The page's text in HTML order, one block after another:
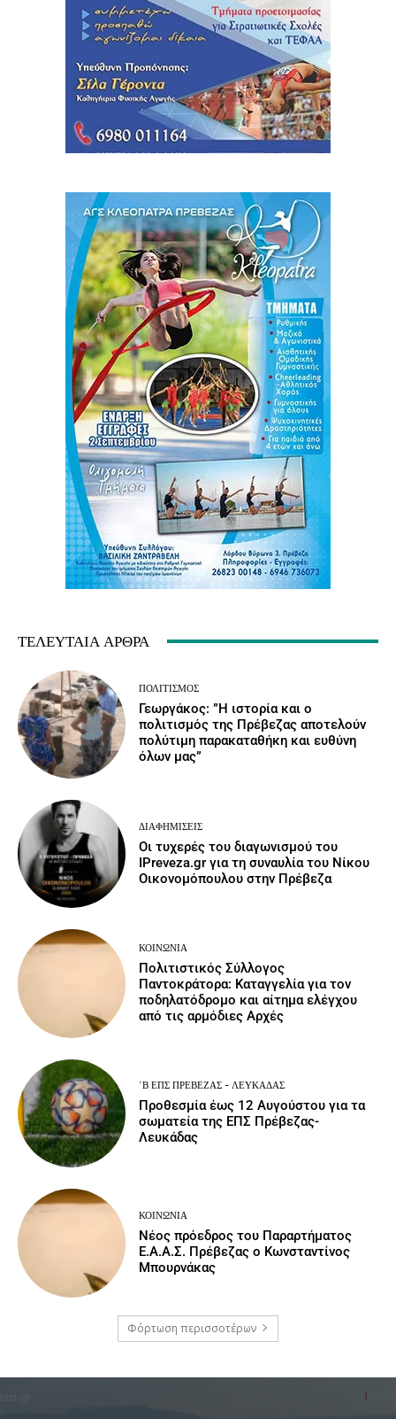
ΤΕΛΕΥΤΑΊΑ ΆΡΘΡΑ
ΠΟΛΙΤΙΣΜΌΣ
Γεωργάκος: ”Η ιστορία και ο
πολιτισμός της Πρέβεζας αποτελούν
πολύτιμη παρακαταθήκη και ευθύνη
όλων μας”
ΔΙΑΦΗΜΊΣΕΙΣ
Οι τυχερές του διαγωνισμού του
IPreveza.gr για τη συναυλία του Νίκου
Οικονομόπουλου στην Πρέβεζα
ΚΟΙΝΩΝΙΑ
Πολιτιστικός Σύλλογος
Παντοκράτορα: Καταγγελία για τον
ποδηλατόδρομο και αίτημα ελέγχου
από τις αρμόδιες Αρχές
΄Β ΕΠΣ ΠΡΈΒΕΖΑΣ - ΛΕΥΚΆΔΑΣ
Προθεσμία έως 12 Αυγούστου για τα
σωματεία της ΕΠΣ Πρέβεζας-
Λευκάδας
ΚΟΙΝΩΝΙΑ
Νέος πρόεδρος του Παραρτήματος
Ε.Α.Α.Σ. Πρέβεζας ο Κωνσταντίνος
Μπουρνάκας
Φόρτωση περισσοτέρων